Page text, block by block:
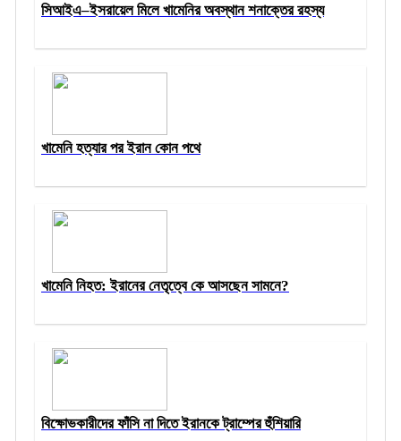
সিআইএ–ইসরায়েল মিলে খামেনির অবস্থান শনাক্তের রহস্য
খামেনি হত্যার পর ইরান কোন পথে
খামেনি নিহত: ইরানের নেতৃত্বে কে আসছেন সামনে?
বিক্ষোভকারীদের ফাঁসি না দিতে ইরানকে ট্রাম্পের হুঁশিয়ারি